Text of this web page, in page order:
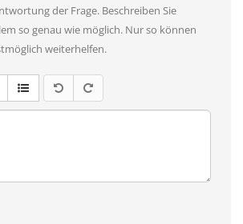
der Frage. Beschreiben Sie
so genau wie möglich. Nur so können
weiterhelfen.